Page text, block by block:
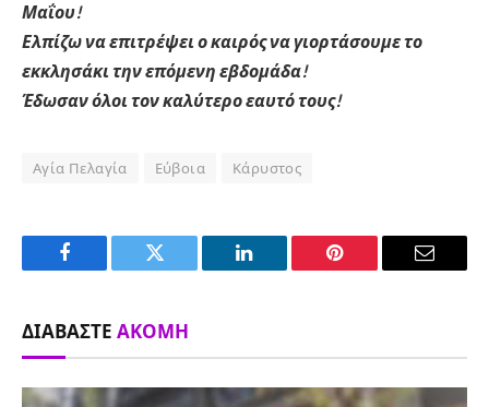
Μαΐου!
Ελπίζω να επιτρέψει ο καιρός να γιορτάσουμε το
εκκλησάκι την επόμενη εβδομάδα!
Έδωσαν όλοι τον καλύτερο εαυτό τους!
Αγία Πελαγία Εύβοια Κάρυστος
Facebook Twitter LinkedIn Pinterest Email
ΔΙΑΒΆΣΤΕ ΑΚΌΜΗ